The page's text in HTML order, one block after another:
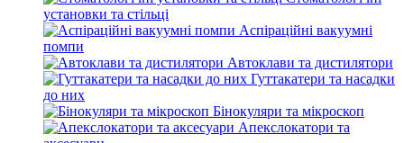
установки та стільці
Аспіраційні вакуумні
помпи
Автоклави та дистилятори
Гуттакатери та насадки
до них
Бінокуляри та мікроскоп
Апекслокатори та